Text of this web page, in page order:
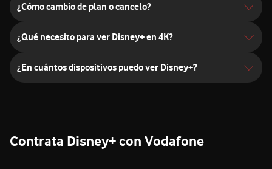
¿Cómo cambio de plan o cancelo?
¿Qué necesito para ver Disney+ en 4K?
¿En cuántos dispositivos puedo ver Disney+?
Contrata Disney+ con Vodafone